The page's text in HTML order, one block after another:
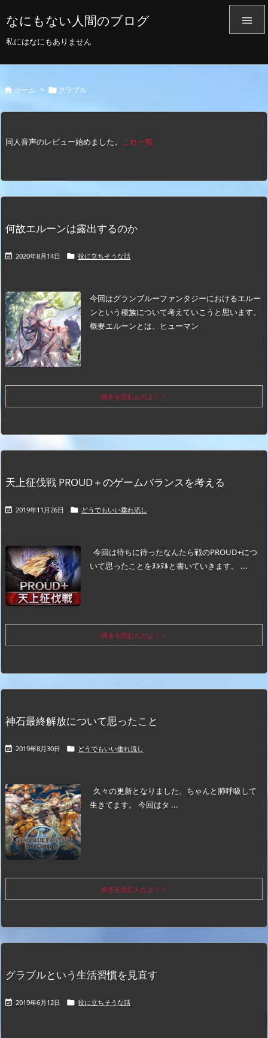
なにもない人間のブログ
私にはなにもありません

ホーム > グラブル
同人音声のレビュー始めました。 これ一覧
何故エルーンは露出するのか
 2020年8月14日  役に立ちそうな話
今回はグランブルーファンタジーにおけるエルー
ンという種族について考えていこうと思います。
概要エルーンとは、ヒューマン
続きを読むんだよ！！
天上征伐戦 PROUD＋のゲームバランスを考える
 2019年11月26日  どうでもいい垂れ流し
今回は待ちに待ったなんたら戦のPROUD+につ
いて思ったことをﾇﾙﾇﾙと書いていきます。
...
続きを読むんだよ！！
神石最終解放について思ったこと
 2019年8月30日  どうでもいい垂れ流し
久々の更新となりました、ちゃんと肺呼吸して
生きてます。
今回はタ ...
続きを読むんだよ！！
グラブルという生活習慣を見直す
 2019年6月12日  役に立ちそうな話